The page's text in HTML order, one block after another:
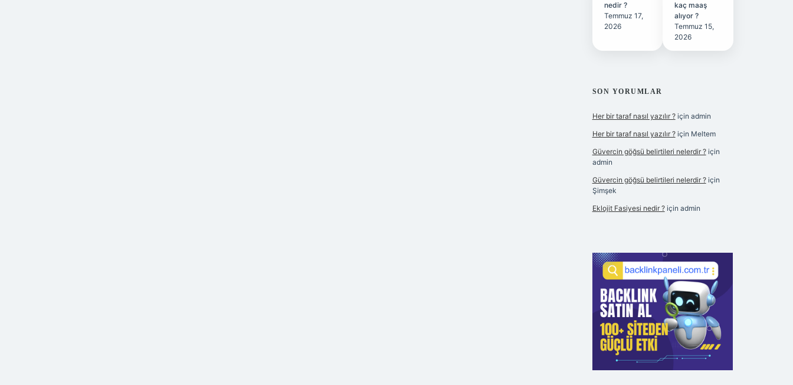
nedir ?
Temmuz 17,
2026
kaç maaş
alıyor ?
Temmuz 15,
2026
SON YORUMLAR
Her bir taraf nasıl yazılır ?için admin
Her bir taraf nasıl yazılır ?için Meltem
Güvercin göğsü belirtileri nelerdir ?için
admin
Güvercin göğsü belirtileri nelerdir ?için
Şimşek
Eklojit Fasiyesi nedir ?için admin